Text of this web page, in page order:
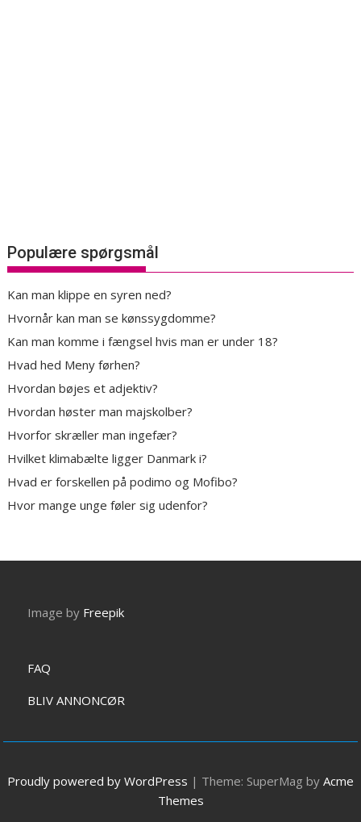
Populære spørgsmål
Kan man klippe en syren ned?
Hvornår kan man se kønssygdomme?
Kan man komme i fængsel hvis man er under 18?
Hvad hed Meny førhen?
Hvordan bøjes et adjektiv?
Hvordan høster man majskolber?
Hvorfor skræller man ingefær?
Hvilket klimabælte ligger Danmark i?
Hvad er forskellen på podimo og Mofibo?
Hvor mange unge føler sig udenfor?
Image by Freepik
FAQ
BLIV ANNONCØR
Proudly powered by WordPress | Theme: SuperMag by Acme
Themes